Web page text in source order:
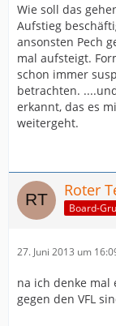
Wie soll das
Aufstieg
ansonsten Pech
mal aufsteigt.
schon immer
betrachten.
erkannt, das es
weitergeht.
Roter
Board-
27. Juni 2013 um
na ich denke mal
gegen den VFL